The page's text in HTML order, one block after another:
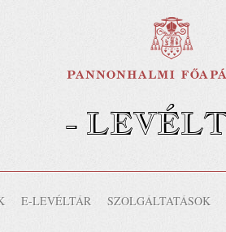
-
E-LEVÉLTÁR SZOLGÁLTATÁSOK